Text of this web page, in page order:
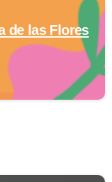
de las Flores